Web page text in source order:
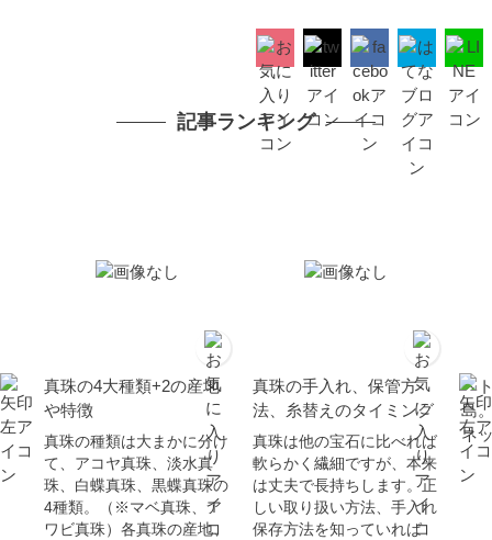
記事ランキング
真珠の4大種類+2の産地
や特徴
真珠の種類は大まかに分け
て、アコヤ真珠、淡水真
珠、白蝶真珠、黒蝶真珠の
4種類。（※マベ真珠、ア
ワビ真珠）各真珠の産地、
真珠の手入れ、保管方
法、糸替えのタイミング
真珠は他の宝石に比べれば
軟らかく繊細ですが、本来
は丈夫で長持ちします。正
しい取り扱い方法、手入れ
保存方法を知っていれば
ベ
島
ネ